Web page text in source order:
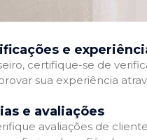
e
certifique-se de
sua experiência
e avaliações
avaliações de